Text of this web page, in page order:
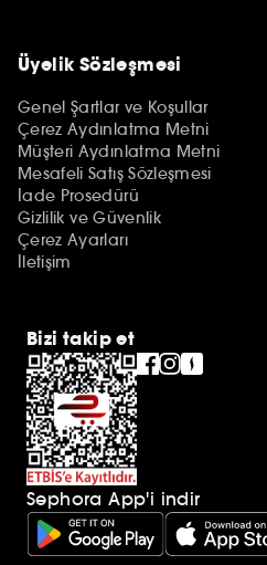
Üyelik Sözleşmesi
Genel Şartlar ve Koşullar
Çerez Aydınlatma Metni
Müşteri Aydınlatma Metni
Mesafeli Satış Sözleşmesi
İade Prosedürü
Gizlilik ve Güvenlik
Çerez Ayarları
İletişim
Bizi takip et
Sephora App'i indir